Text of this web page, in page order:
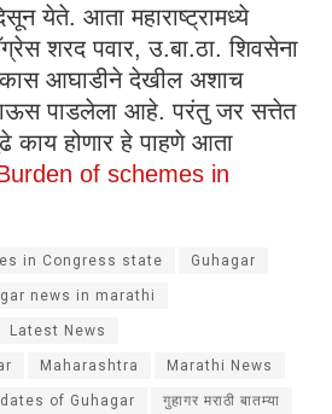
येते. आता महाराष्ट्रामध्ये
शरद पवार, उ.बा.ठा. शिवसेना
आघाडीने देखील अशाच
पाडलेला आहे. परंतु जर सत्तेत
काय होणार हे पाहणे आता
of schemes in
in Congress state Guhagar
news in marathi
Latest News
Maharashtra Marathi News
of Guhagar गुहागर मराठी बातम्या